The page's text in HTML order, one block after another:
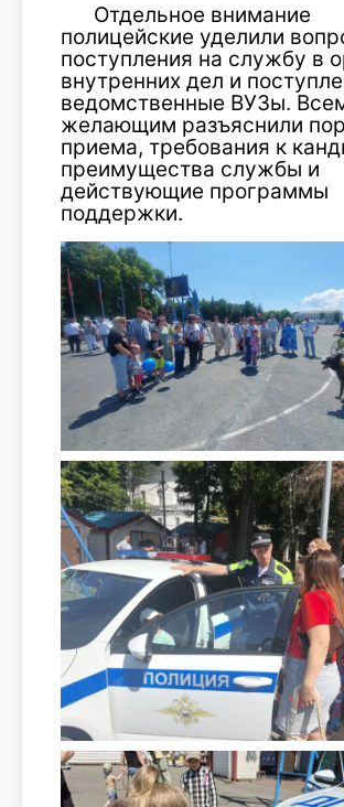
Отдельное внимание
полицейские уделили
поступления на службу в
внутренних дел и
ведомственные ВУЗы.
желающим разъяснили
приема, требования к
преимущества службы и
действующие программы
поддержки.